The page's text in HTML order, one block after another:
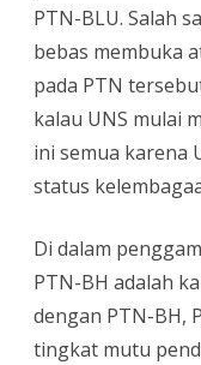
PTN-BLU. Salah
bebas membuka
pada PTN
kalau UNS mulai
ini semua karena
status
Di dalam
PTN-BH adalah
dengan PTN-BH,
tingkat mutu